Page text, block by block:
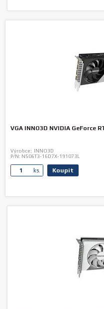
VGA INNO3D NVIDIA GeForce
Výrobce: INNO3D
P/N: N506T3-16D7X-191073L
ks. Koupit